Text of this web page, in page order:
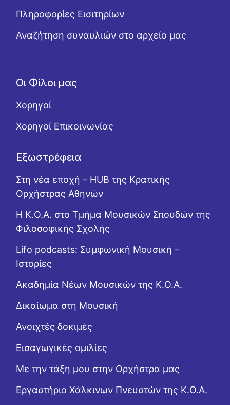
Πληροφορίες Εισιτηρίων
Αναζήτηση συναυλιών στο αρχείο μας
Οι Φίλοι μας
Χορηγοί
Χορηγοί Επικοινωνίας
Εξωστρέφεια
Στη νέα εποχή – HUB της Κρατικής
Ορχήστρας Αθηνών
Η Κ.Ο.Α. στο Τμήμα Μουσικών Σπουδών της
Φιλοσοφικής Σχολής
Lifo podcasts: Συμφωνική Μουσική –
Ιστορίες
Ακαδημία Νέων Μουσικών της Κ.Ο.Α.
Δικαίωμα στη Μουσική
Ανοιχτές δοκιμές
Εισαγωγικές ομιλίες
Με την τάξη μου στην Ορχήστρα μας
Εργαστήριo Χάλκινων Πνευστών της Κ.Ο.Α.